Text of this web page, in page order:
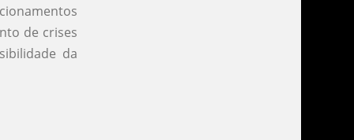
de crises
da